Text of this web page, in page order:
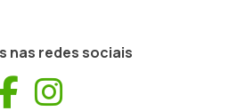
nas redes sociais
Facebook